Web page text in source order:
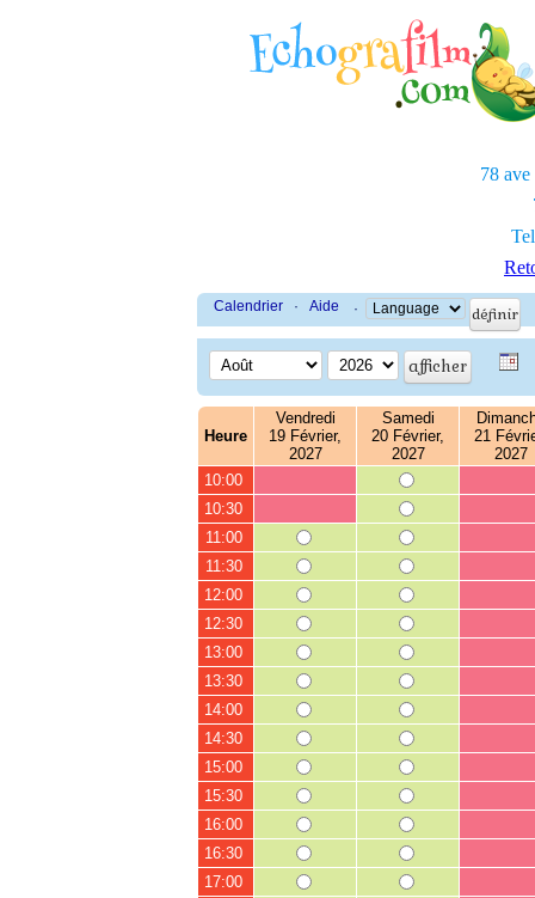
78 ave
Calendrier · Aide ·
Heure
Vendredi
19 Février,
2027
Samedi
20 Février,
2027
21
2027
10:00
10:30
11:00
11:30
12:00
12:30
13:00
13:30
14:00
14:30
15:00
15:30
16:00
16:30
17:00